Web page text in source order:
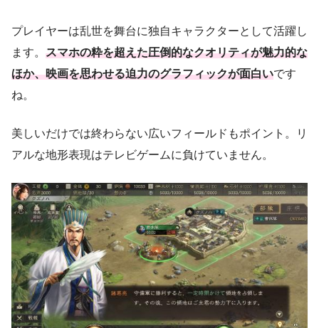
プレイヤーは乱世を舞台に独自キャラクターとして活躍し
ます。 スマホの粋を超えた圧倒的なクオリティが魅力的な
ほか、映画を思わせる迫力のグラフィックが面白いです
ね。
美しいだけでは終わらない広いフィールドもポイント。リ
アルな地形表現はテレビゲームに負けていません。